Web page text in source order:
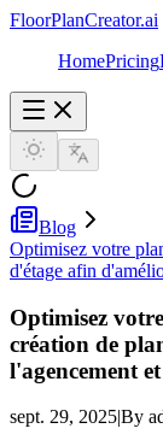
FloorPlanCreator.ai
HomePricing
Blog
Optimisez votre
d'étage afin
Optimisez
création de
l'agencement
sept. 29, 2025|By